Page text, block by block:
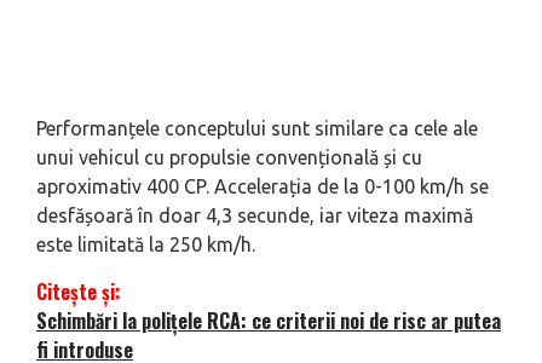
Performanțele conceptului sunt similare ca cele ale
unui vehicul cu propulsie convențională și cu
aproximativ 400 CP. Accelerația de la 0-100 km/h se
desfășoară în doar 4,3 secunde, iar viteza maximă
este limitată la 250 km/h.
Citește și:
Schimbări la polițele RCA: ce criterii noi de risc ar putea
fi introduse